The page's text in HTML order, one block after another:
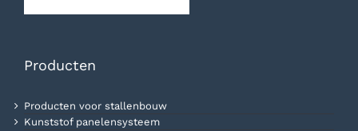
Producten
Producten voor stallenbouw
Kunststof panelensysteem